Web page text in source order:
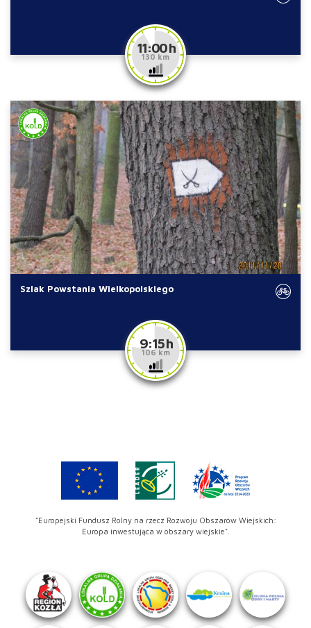
11:00 h
130 km
Szlak Powstania Wielkopolskiego
9:15 h
106 km
"Europejski Fundusz Rolny na rzecz Rozwoju Obszarów Wiejskich:
Europa inwestująca w obszary wiejskie".